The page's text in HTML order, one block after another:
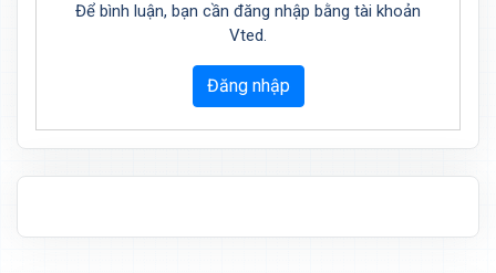
Để bình luận, bạn cần đăng nhập bằng tài khoản
Vted.
Đăng nhập